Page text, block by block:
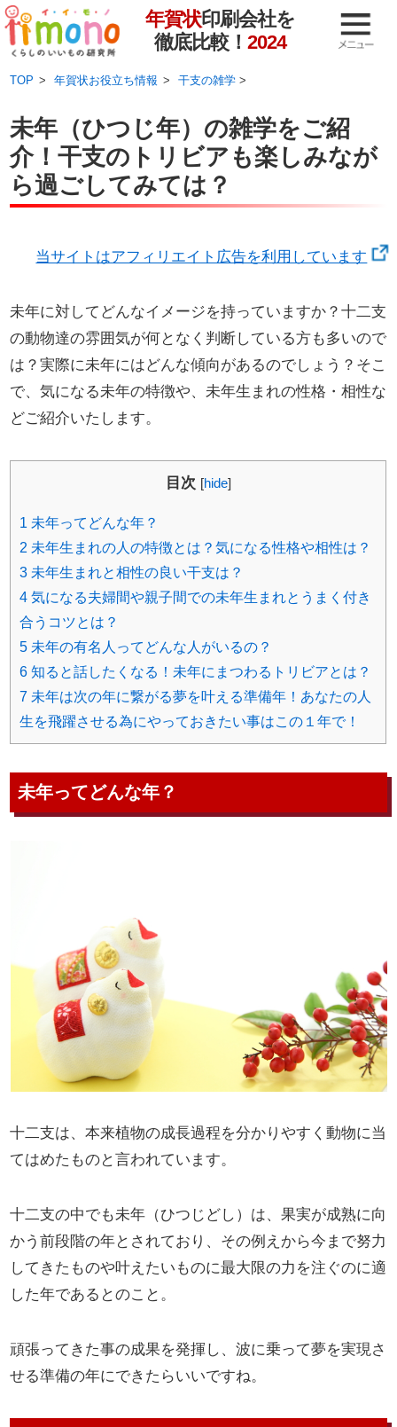
年賀状印刷会社を
徹底比較！2024
TOP 年賀状お役立ち情報 干支の雑学 >
未年（ひつじ年）の雑学をご紹
介！干支のトリビアも楽しみなが
ら過ごしてみては？
当サイトはアフィリエイト広告を利用しています
未年に対してどんなイメージを持っていますか？十二支
の動物達の雰囲気が何となく判断している方も多いので
は？実際に未年にはどんな傾向があるのでしょう？そこ
で、気になる未年の特徴や、未年生まれの性格・相性な
どご紹介いたします。
目次 [hide]
1 未年ってどんな年？
2 未年生まれの人の特徴とは？気になる性格や相性は？
3 未年生まれと相性の良い干支は？
4 気になる夫婦間や親子間での未年生まれとうまく付き
合うコツとは？
5 未年の有名人ってどんな人がいるの？
6 知ると話したくなる！未年にまつわるトリビアとは？
7 未年は次の年に繋がる夢を叶える準備年！あなたの人
生を飛躍させる為にやっておきたい事はこの１年で！
未年ってどんな年？
十二支は、本来植物の成長過程を分かりやすく動物に当
てはめたものと言われています。
十二支の中でも未年（ひつじどし）は、果実が成熟に向
かう前段階の年とされており、その例えから今まで努力
してきたものや叶えたいものに最大限の力を注ぐのに適
した年であるとのこと。
頑張ってきた事の成果を発揮し、波に乗って夢を実現さ
せる準備の年にできたらいいですね。